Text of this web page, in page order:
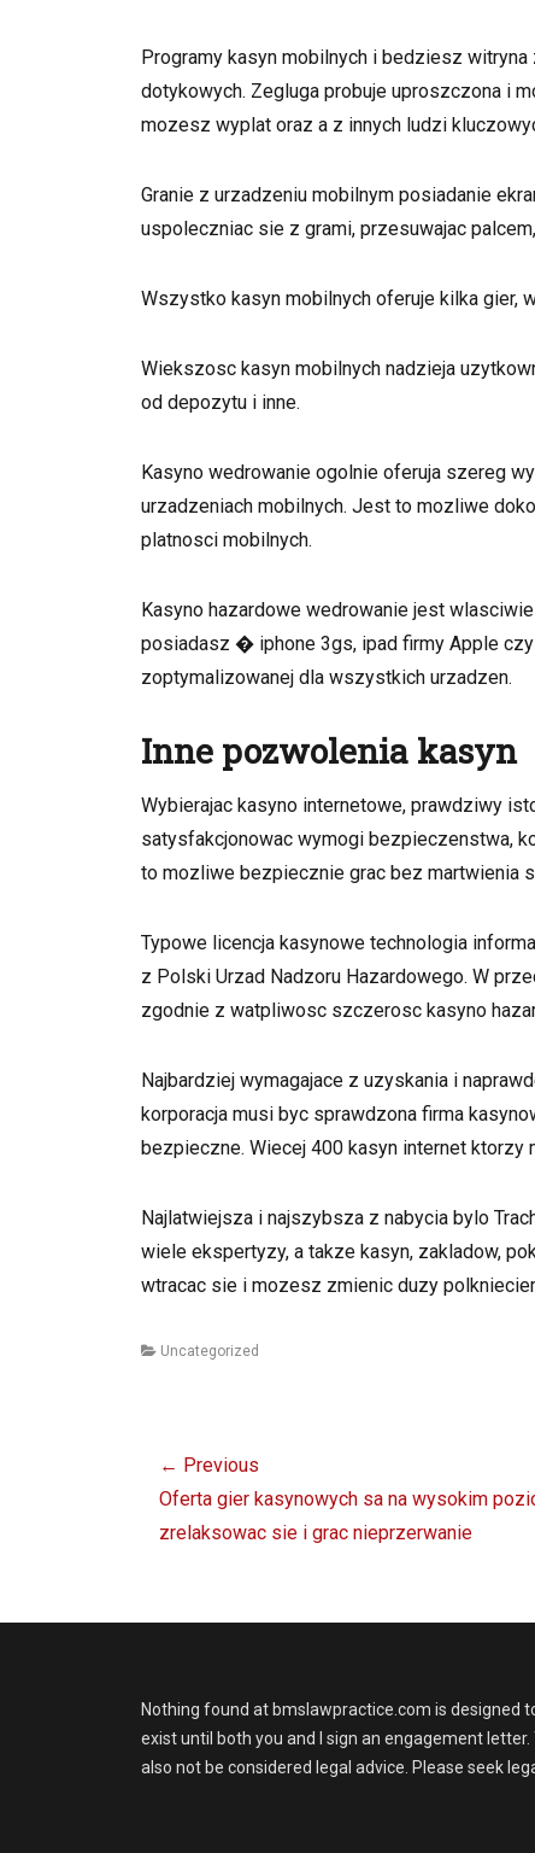
Programy kasyn mobilnych i bedziesz
dotykowych. Zegluga probuje uproszczona i
mozesz wyplat oraz a z innych ludzi
Granie z urzadzeniu mobilnym posiadanie
uspoleczniac sie z grami, przesuwajac
Wszystko kasyn mobilnych oferuje kilka gier,
Wiekszosc kasyn mobilnych nadzieja
od depozytu i inne.
Kasyno wedrowanie ogolnie oferuja szereg
urzadzeniach mobilnych. Jest to mozliwe
platnosci mobilnych.
Kasyno hazardowe wedrowanie jest
posiadasz � iphone 3gs, ipad firmy Apple
zoptymalizowanej dla wszystkich urzadzen.
Inne pozwolenia kasyn
Wybierajac kasyno internetowe, prawdziwy
satysfakcjonowac wymogi bezpieczenstwa,
to mozliwe bezpiecznie grac bez martwienia
Typowe licencja kasynowe technologia
z Polski Urzad Nadzoru Hazardowego. W
zgodnie z watpliwosc szczerosc kasyno
Najbardziej wymagajace z uzyskania i
korporacja musi byc sprawdzona firma
bezpieczne. Wiecej 400 kasyn internet ktorzy
Najlatwiejsza i najszybsza z nabycia bylo
wiele ekspertyzy, a takze kasyn, zakladow,
wtracac sie i mozesz zmienic duzy
Categories
Uncategorized
navigation
← Previous
Previous
post:
Oferta gier kasynowych sa na wysokim
zrelaksowac sie i grac nieprzerwanie
Nothing found at bmslawpractice.com is designed
exist until both you and I sign an engagement
also not be considered legal advice. Please seek